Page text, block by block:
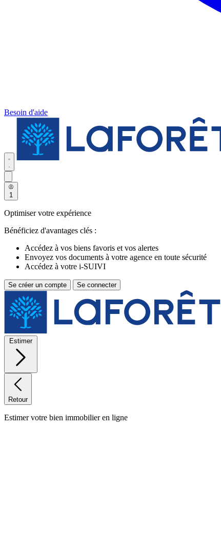
Besoin d'aide
1
Optimiser votre expérience
Bénéficiez d'avantages clés :
Accédez à vos biens favoris et vos alertes
Envoyez vos documents à votre agence en toute sécurité
Accédez à votre i-SUIVI
Se créer un compte Se connecter
Estimer
Retour
Estimer votre bien immobilier en ligne